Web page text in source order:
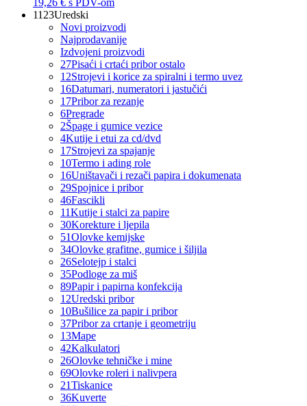
19,26 € s PDV-om
1123Uredski
Novi proizvodi
Najprodavanije
Izdvojeni proizvodi
27Pisaći i crtaći pribor ostalo
12Strojevi i korice za spiralni i termo uvez
16Datumari, numeratori i jastučići
17Pribor za rezanje
6Pregrade
2Špage i gumice vezice
4Kutije i etui za cd/dvd
17Strojevi za spajanje
10Termo i ading role
16Uništavači i rezači papira i dokumenata
29Spojnice i pribor
46Fascikli
11Kutije i stalci za papire
30Korekture i ljepila
51Olovke kemijske
34Olovke grafitne, gumice i šiljila
26Selotejp i stalci
35Podloge za miš
89Papir i papirna konfekcija
12Uredski pribor
10Bušilice za papir i pribor
37Pribor za crtanje i geometriju
13Mape
42Kalkulatori
26Olovke tehničke i mine
69Olovke roleri i nalivpera
21Tiskanice
36Kuverte